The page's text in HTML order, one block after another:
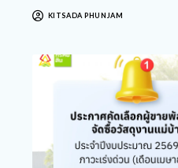
KITSADA PHUNJAM